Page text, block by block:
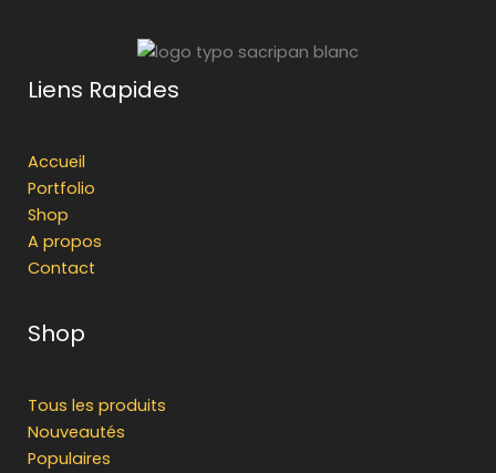
Liens Rapides
Accueil
Portfolio
Shop
A propos
Contact
Shop
Tous les produits
Nouveautés
Populaires